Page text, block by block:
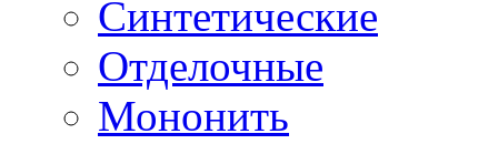
Синтетические
Отделочные
Мононить